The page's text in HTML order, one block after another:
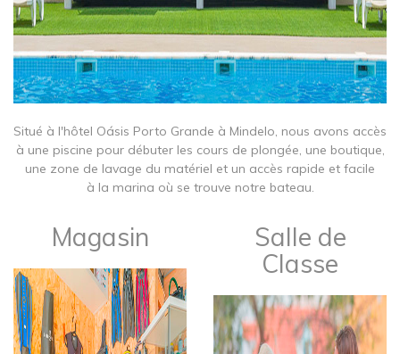
Situé à l'hôtel Oásis Porto Grande à Mindelo, nous avons accès
à une piscine pour débuter les cours de plongée, une boutique,
une zone de lavage du matériel et un accès rapide et facile
à la marina où se trouve notre bateau.
Magasin
Salle de
Classe​